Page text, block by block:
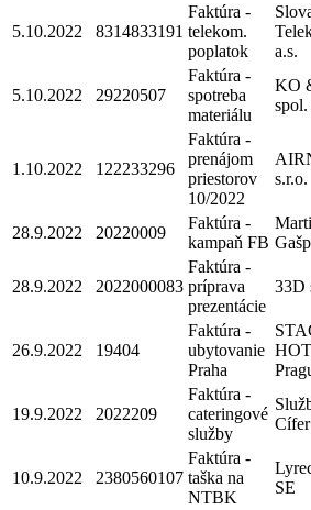
5.10.2022 8314833191
Faktúra -
telekom.
poplatok
a.s.
5.10.2022 29220507
Faktúra -
spotreba
materiálu
KO
spol.
1.10.2022 122233296
Faktúra -
prenájom
priestorov
10/2022
s.r.o.
28.9.2022 20220009
Faktúra -
kampaň FB
28.9.2022 2022000083
Faktúra -
príprava
prezentácie
33D
26.9.2022 19404
Faktúra -
ubytovanie
Praha
19.9.2022 2022209
Faktúra -
cateringové
služby
Cífer
10.9.2022 2380560107
Faktúra -
taška na
NTBK
SE